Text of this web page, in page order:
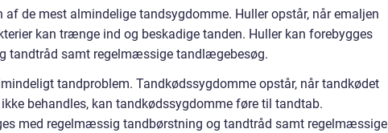
af de mest almindelige tandsygdomme. Huller opstår, når emaljen
kan trænge ind og beskadige tanden. Huller kan forebygges
tandtråd samt regelmæssige tandlægebesøg.
tandproblem. Tandkødssygdomme opstår, når tandkødet
behandles, kan tandkødssygdomme føre til tandtab.
med regelmæssig tandbørstning og tandtråd samt regelmæssige